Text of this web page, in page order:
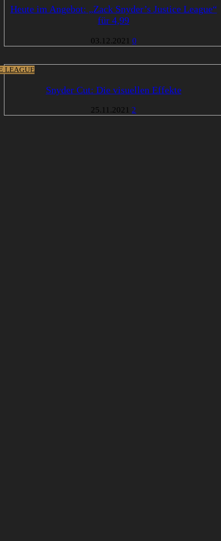
Heute im Angebot: „Zack Snyder’s Justice League“
für 4,99
03.12.2021 0
LEAGUE
Snyder Cut: Die visuellen Effekte
25.11.2021 2